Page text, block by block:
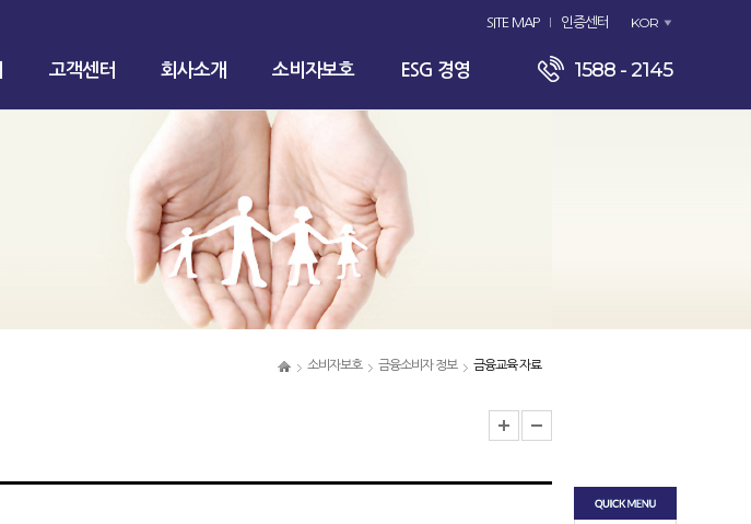
SITE MAP 인증센터 KOR
고객센터 회사소개 소비자보호 ESG 경영 1588 - 2145
소비자보호 금융소비자 정보 금융교육 자료